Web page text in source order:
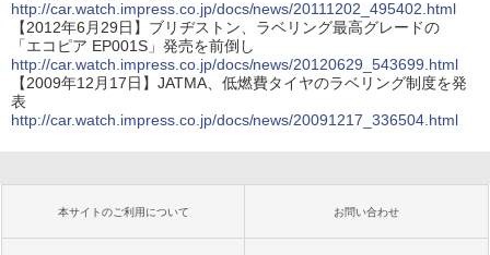
http://car.watch.impress.co.jp/docs/news/20111202_495402.html
【2012年6月29日】ブリヂストン、ラベリング最高グレードの
「エコピア EP001S」発売を前倒し
http://car.watch.impress.co.jp/docs/news/20120629_543699.html
【2009年12月17日】JATMA、低燃費タイヤのラベリング制度を発
表
http://car.watch.impress.co.jp/docs/news/20091217_336504.html
本サイトのご利用について お問い合わせ